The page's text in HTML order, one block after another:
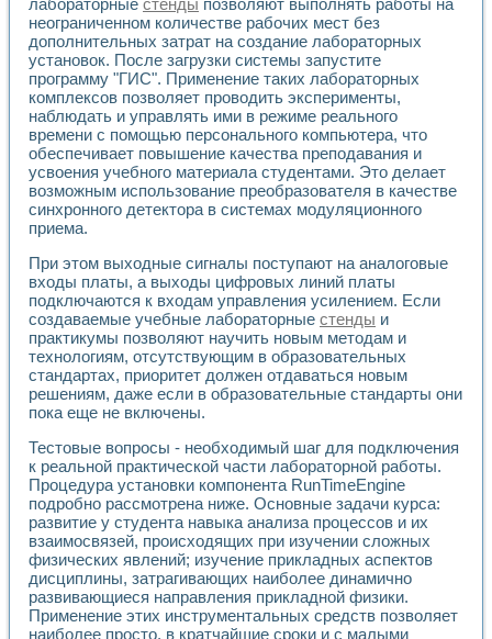
Лабораторный практикум по курсу ИИС на базе
Партнеры
Академические и отраслевые институты
Учебные заведения
Бизнес
Контакты
лабораторные стенды позволяют выполнять работы на
неограниченном количестве рабочих мест без
дополнительных затрат на создание лабораторных
установок. После загрузки системы запустите
программу "ГИС". Применение таких лабораторных
комплексов позволяет проводить эксперименты,
наблюдать и управлять ими в режиме реального
времени с помощью персонального компьютера, что
обеспечивает повышение качества преподавания и
усвоения учебного материала студентами. Это делает
возможным использование преобразователя в качестве
синхронного детектора в системах модуляционного
приема.
При этом выходные сигналы поступают на аналоговые
входы платы, а выходы цифровых линий платы
подключаются к входам управления усилением. Если
создаваемые учебные лабораторные стенды и
практикумы позволяют научить новым методам и
технологиям, отсутствующим в образовательных
стандартах, приоритет должен отдаваться новым
решениям, даже если в образовательные стандарты они
пока еще не включены.
Тестовые вопросы - необходимый шаг для подключения
к реальной практической части лабораторной работы.
Процедура установки компонента RunTimeEngine
подробно рассмотрена ниже. Основные задачи курса:
развитие у студента навыка анализа процессов и их
взаимосвязей, происходящих при изучении сложных
физических явлений; изучение прикладных аспектов
дисциплины, затрагивающих наиболее динамично
развивающиеся направления прикладной физики.
Применение этих инструментальных средств позволяет
наиболее просто, в кратчайшие сроки и с малыми